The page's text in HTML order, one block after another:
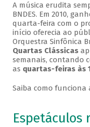
A música erudita
BNDES. Em 2010,
quarta-feira com o
início oferecia ao
Orquestra Sinfônica
Quartas Clássicas
semanais, contando
as quartas-feiras às
Saiba como funciona
Espetáculos